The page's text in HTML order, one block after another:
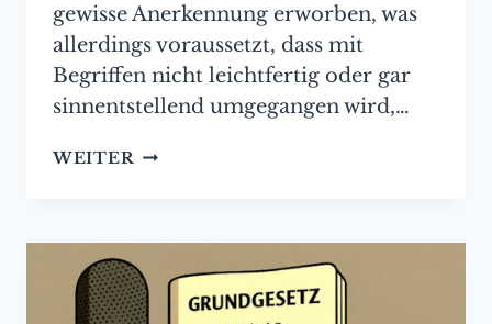
gewisse Anerkennung erworben, was
allerdings voraussetzt, dass mit
Begriffen nicht leichtfertig oder gar
sinnentstellend umgegangen wird,…
WEITER NEUES